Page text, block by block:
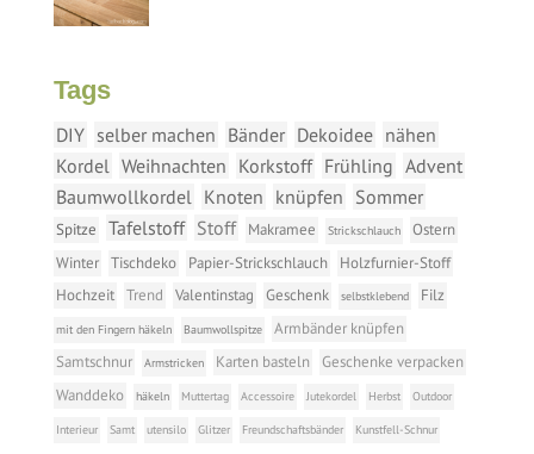
Tags
DIY selber machen Bänder Dekoidee nähen
Kordel Weihnachten Korkstoff Frühling Advent
Baumwollkordel Knoten knüpfen Sommer
Spitze Tafelstoff Stoff Makramee Strickschlauch
Ostern
Winter
Tischdeko Papier-Strickschlauch
Holzfurnier-Stoff
Hochzeit
Trend Valentinstag Geschenk selbstklebend Filz
mit den Fingern häkeln Baumwollspitze
Armbänder knüpfen
Samtschnur
Armstricken Karten basteln
Geschenke verpacken
Wanddeko
häkeln Muttertag Accessoire Jutekordel Herbst Outdoor
Interieur Samt utensilo Glitzer Freundschaftsbänder Kunstfell-Schnur